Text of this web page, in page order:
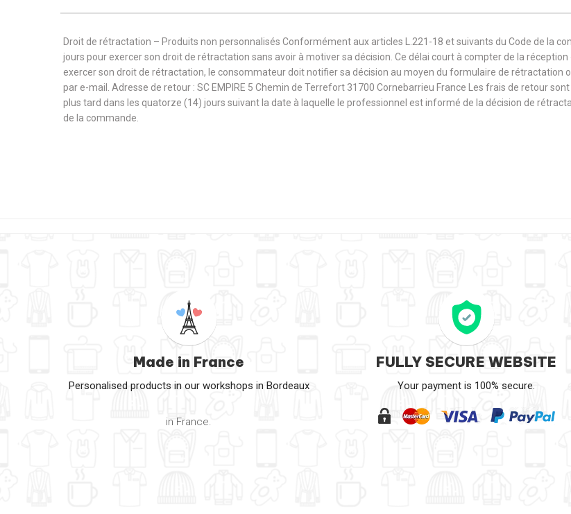
Droit de rétractation – Produits non personnalisés Conformément aux articles L.221-18 et suivants du Code de la
jours pour exercer son droit de rétractation sans avoir à motiver sa décision. Ce délai court à compter de la
exercer son droit de rétractation, le consommateur doit notifier sa décision au moyen du formulaire de rétractation
par e-mail. Adresse de retour : SC EMPIRE 5 Chemin de Terrefort 31700 Cornebarrieu France Les frais de retour
plus tard dans les quatorze (14) jours suivant la date à laquelle le professionnel est informé de la décision de
de la commande.
Made in France
Personalised products in our workshops in Bordeaux
in France.
FULLY SECURE WEBSITE
Your payment is 100% secure.